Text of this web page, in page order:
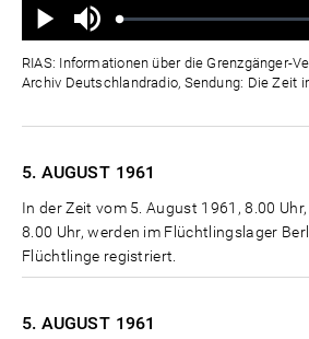
Wiedergabe
Ton
aus
Geladen:
Status:
RIAS: Informationen über die Grenzgänger-
Archiv Deutschlandradio, Sendung: Die Zeit
5. AUGUST 1961
In der Zeit vom 5. August 1961, 8.00
8.00 Uhr, werden im Flüchtlingslager
Flüchtlinge registriert.
5. AUGUST 1961